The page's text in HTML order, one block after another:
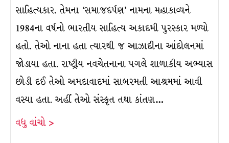
સાહિત્યકાર. તેમના ‘સમાજદર્પણ’ નામના મહાકાવ્યને
1984ના વર્ષનો ભારતીય સાહિત્ય અકાદમી પુરસ્કાર મળ્યો
હતો. તેઓ નાના હતા ત્યારથી જ આઝાદીના આંદોલનમાં
જોડાયા હતા. રાષ્ટ્રીય નવચેતનાના પગલે શાળાકીય અભ્યાસ
છોડી દઈ તેઓ અમદાવાદમાં સાબરમતી આશ્રમમાં આવી
વસ્યા હતા. અહીં તેઓ સંસ્કૃત તથા કાંતણ…
વધુ વાંચો >